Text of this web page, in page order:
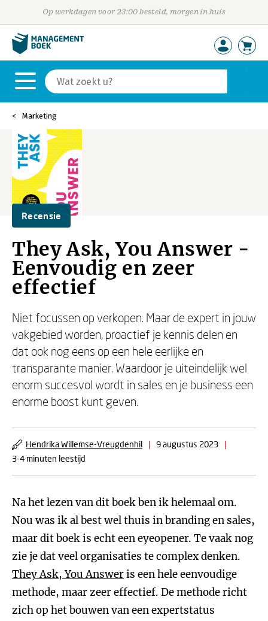
Op werkdagen voor 23:00 besteld, morgen in huis
Marketing
Recensie
They Ask, You Answer -
Eenvoudig en zeer
effectief
Niet focussen op verkopen. Maar de expert in jouw
vakgebied worden, proactief je kennis delen en
dat ook nog eens op een hele eerlijke en
transparante manier. Waardoor je uiteindelijk wel
enorm succesvol wordt in sales en je business een
enorme boost kunt geven.
Hendrika Willemse-Vreugdenhil | 9 augustus 2023
|
3-4 minuten leestijd
Na het lezen van dit boek ben ik helemaal om.
Nou was ik al best wel thuis in branding en sales,
maar dit boek is echt een eyeopener. Te vaak nog
zie je dat veel organisaties te complex denken.
They Ask, You Answeris een hele eenvoudige
methode, maar zeer effectief. De methode richt
zich op het bouwen van een expertstatus